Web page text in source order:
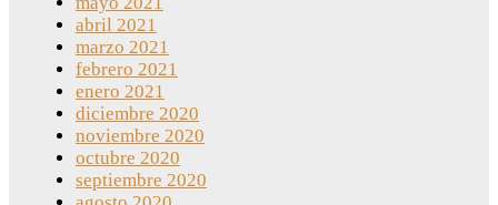
abril 2021
marzo 2021
febrero 2021
enero 2021
diciembre 2020
noviembre 2020
octubre 2020
septiembre 2020